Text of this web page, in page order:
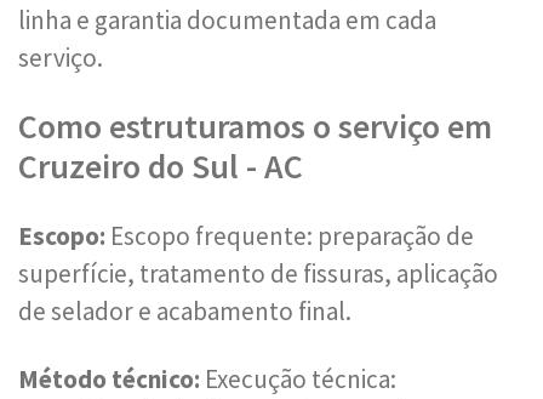
linha e garantia documentada em cada
serviço.
Como estruturamos o serviço em
Cruzeiro do Sul - AC
Escopo: Escopo frequente: preparação de
superfície, tratamento de fissuras, aplicação
de selador e acabamento final.
Método técnico: Execução técnica: